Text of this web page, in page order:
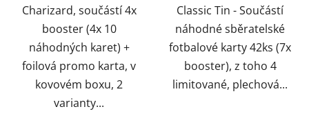
Charizard, součástí 4x
booster (4x 10
náhodných karet) +
foilová promo karta, v
kovovém boxu, 2
varianty...
Classic Tin - Součástí
náhodné sběratelské
fotbalové karty 42ks (7x
booster), z toho 4
limitované, plechová...